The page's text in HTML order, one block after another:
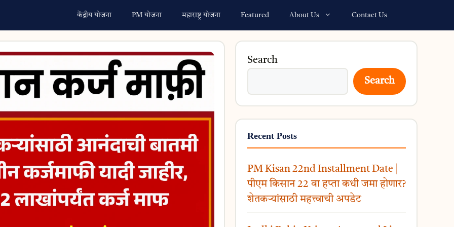
केंद्रीय योजना PM योजना महाराष्ट्र योजना Featured About Us Contact Us
Search
Search
Recent Posts
PM Kisan 22nd Installment Date |
पीएम किसान 22 वा हप्ता कधी जमा होणार?
शेतकऱ्यांसाठी महत्त्वाची अपडेट